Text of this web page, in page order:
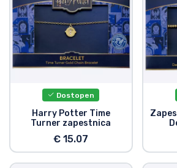
Dostopen
Harry Potter Time
Turner zapestnica
€ 15.07